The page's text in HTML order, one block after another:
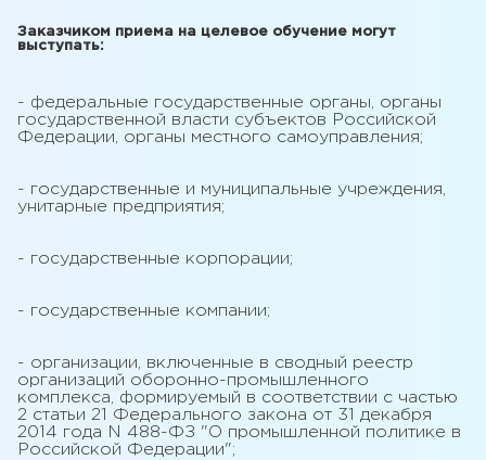
Заказчиком приема на целевое обучение могут
выступать:
- федеральные государственные органы, органы
государственной власти субъектов Российской
Федерации, органы местного самоуправления;
- государственные и муниципальные учреждения,
унитарные предприятия;
- государственные корпорации;
- государственные компании;
- организации, включенные в сводный реестр
организаций оборонно-промышленного
комплекса, формируемый в соответствии с частью
2 статьи 21 Федерального закона от 31 декабря
2014 года N 488-ФЗ "О промышленной политике в
Российской Федерации";